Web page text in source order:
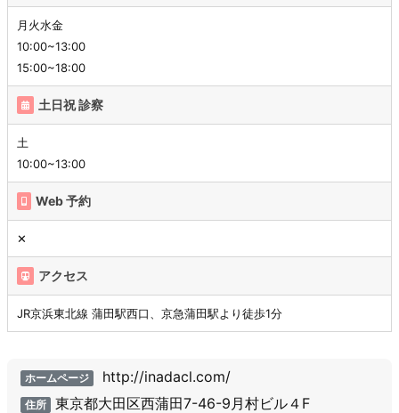
月火水金
10:00~13:00
15:00~18:00
土日祝 診察
土
10:00~13:00
Web 予約
✕
アクセス
JR京浜東北線 蒲田駅西口、京急蒲田駅より徒歩1分
ホームページ http://inadacl.com/
住所 東京都大田区西蒲田7-46-9月村ビル４F